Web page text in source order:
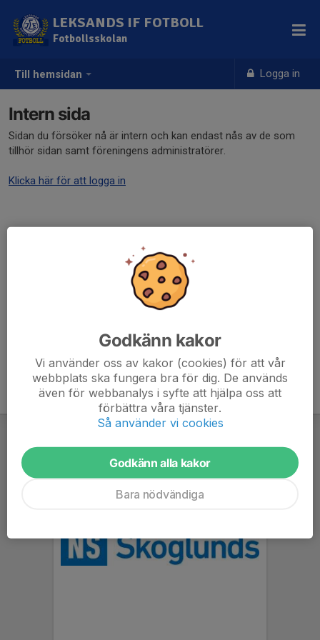
Till hemsidan Logga in
LEKSANDS IF FOTBOLL
Fotbollsskolan
Intern sida
Sidan du försöker nå är intern och kan endast nås av de som
tillhör sidan samt föreningens administratörer.
Klicka här för att logga in
Godkänn kakor
Vi använder oss av kakor (cookies) för att vår
webbplats ska fungera bra för dig. De används
även för webbanalys i syfte att hjälpa oss att
förbättra våra tjänster.
Så använder vi cookies
Godkänn alla kakor
Bara nödvändiga